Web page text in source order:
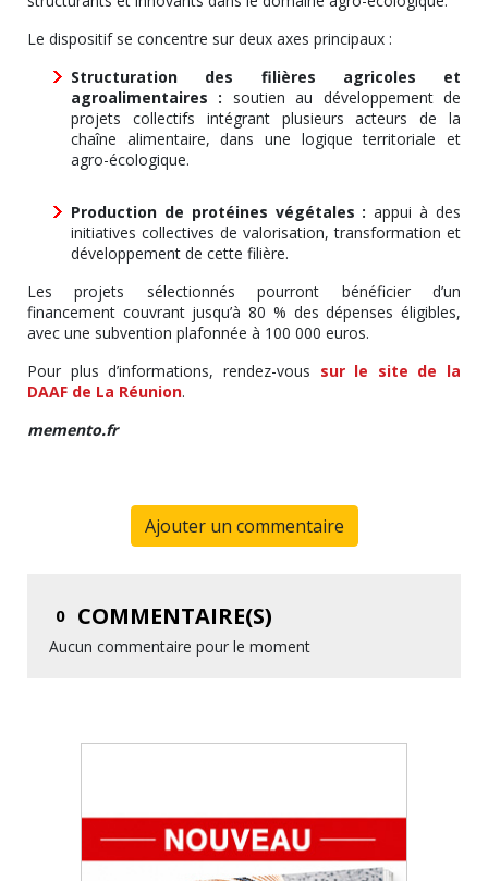
Le dispositif se concentre sur deux axes principaux :
Structuration des filières agricoles et
agroalimentaires : soutien au développement de
projets collectifs intégrant plusieurs acteurs de la
chaîne alimentaire, dans une logique territoriale et
agro-écologique.
Production de protéines végétales : appui à des
initiatives collectives de valorisation, transformation et
développement de cette filière.
Les projets sélectionnés pourront bénéficier d’un
financement couvrant jusqu’à 80 % des dépenses éligibles,
avec une subvention plafonnée à 100 000 euros.
Pour plus d’informations, rendez-vous sur le site de la
DAAF de La Réunion.
memento.fr
Ajouter un commentaire
0 COMMENTAIRE(S)
Aucun commentaire pour le moment